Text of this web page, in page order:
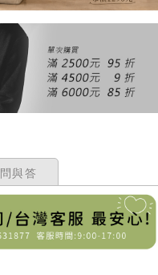
問與答